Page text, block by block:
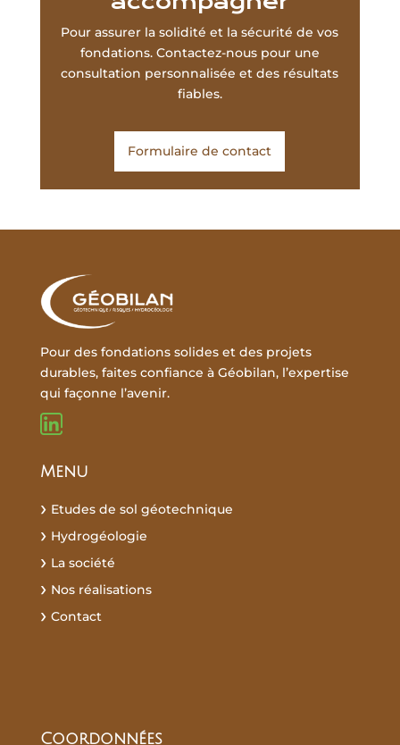
Pour assurer la solidité et la sécurité de vos
fondations. Contactez-nous pour une
consultation personnalisée et des résultats
fiables.
Formulaire de contact
Pour des fondations solides et des projets
durables, faites confiance à Géobilan, l’expertise
qui façonne l’avenir.
Menu
Etudes de sol géotechnique
Hydrogéologie
La société
Nos réalisations
Contact
Coordonnées